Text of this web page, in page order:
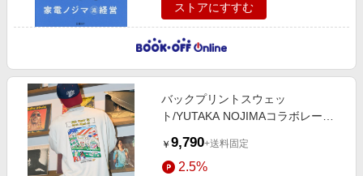
ストアにすすむ
バックプリントスウェッ
ト/YUTAKA NOJIMAコラボレーシ
￥ 9,790+送料固定
2.5%